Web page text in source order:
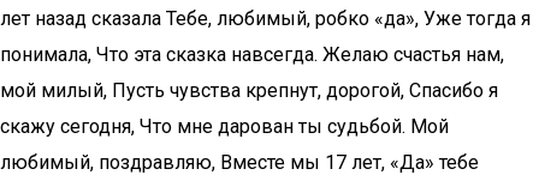
лет назад сказала Тебе, любимый, робко «да», Уже тогда я
понимала, Что эта сказка навсегда. Желаю счастья нам,
мой милый, Пусть чувства крепнут, дорогой, Спасибо я
скажу сегодня, Что мне дарован ты судьбой. Мой
любимый, поздравляю, Вместе мы 17 лет, «Да» тебе